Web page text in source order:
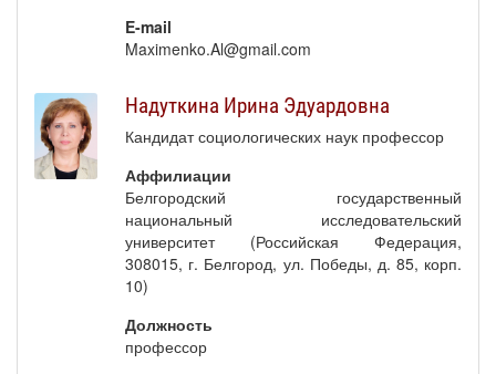
E-mail
Maximenko.Al@gmail.com
Надуткина Ирина Эдуардовна
Кандидат социологических наук профессор
Аффилиации
Белгородский государственный
национальный исследовательский
университет (Российская Федерация,
308015, г. Белгород, ул. Победы, д. 85, корп.
10)
Должность
профессор